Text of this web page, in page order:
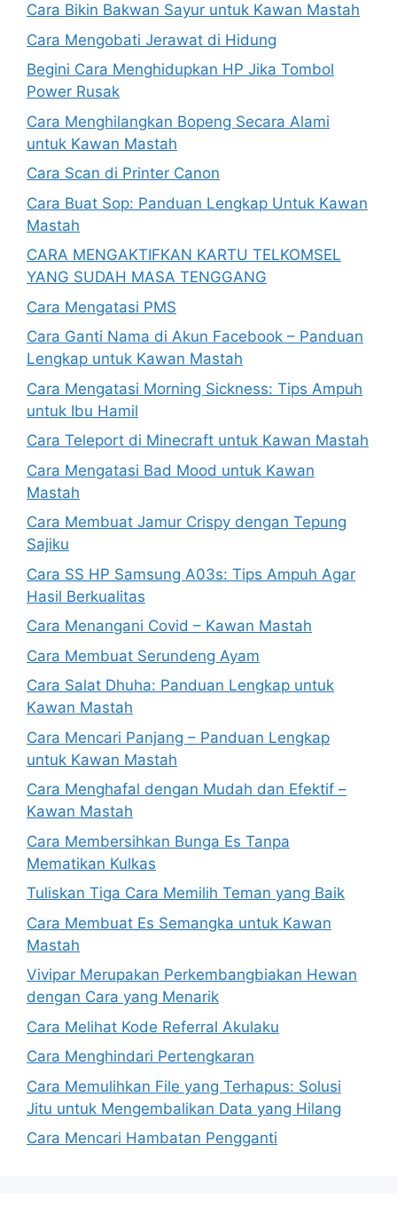
Cara Bikin Bakwan Sayur untuk Kawan Mastah
Cara Mengobati Jerawat di Hidung
Begini Cara Menghidupkan HP Jika Tombol
Power Rusak
Cara Menghilangkan Bopeng Secara Alami
untuk Kawan Mastah
Cara Scan di Printer Canon
Cara Buat Sop: Panduan Lengkap Untuk Kawan
Mastah
CARA MENGAKTIFKAN KARTU TELKOMSEL
YANG SUDAH MASA TENGGANG
Cara Mengatasi PMS
Cara Ganti Nama di Akun Facebook – Panduan
Lengkap untuk Kawan Mastah
Cara Mengatasi Morning Sickness: Tips Ampuh
untuk Ibu Hamil
Cara Teleport di Minecraft untuk Kawan Mastah
Cara Mengatasi Bad Mood untuk Kawan
Mastah
Cara Membuat Jamur Crispy dengan Tepung
Sajiku
Cara SS HP Samsung A03s: Tips Ampuh Agar
Hasil Berkualitas
Cara Menangani Covid – Kawan Mastah
Cara Membuat Serundeng Ayam
Cara Salat Dhuha: Panduan Lengkap untuk
Kawan Mastah
Cara Mencari Panjang – Panduan Lengkap
untuk Kawan Mastah
Cara Menghafal dengan Mudah dan Efektif –
Kawan Mastah
Cara Membersihkan Bunga Es Tanpa
Mematikan Kulkas
Tuliskan Tiga Cara Memilih Teman yang Baik
Cara Membuat Es Semangka untuk Kawan
Mastah
Vivipar Merupakan Perkembangbiakan Hewan
dengan Cara yang Menarik
Cara Melihat Kode Referral Akulaku
Cara Menghindari Pertengkaran
Cara Memulihkan File yang Terhapus: Solusi
Jitu untuk Mengembalikan Data yang Hilang
Cara Mencari Hambatan Pengganti